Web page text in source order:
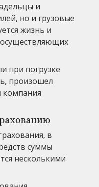
и
но и грузовые
жизнь и
при погрузке
произошел
компания
в
суммы
несколькими